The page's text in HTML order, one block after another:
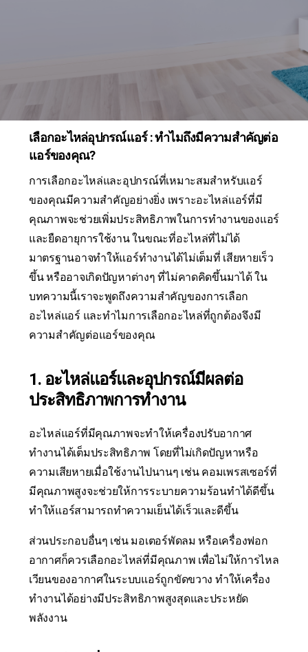
เลือกอะไหล่อุปกรณ์แอร์ : ทำไมถึงมีความสำคัญต่อ
แอร์ของคุณ?
การเลือกอะไหล่และอุปกรณ์ที่เหมาะสมสำหรับแอร์
ของคุณมีความสำคัญอย่างยิ่ง เพราะอะไหล่แอร์ที่มี
คุณภาพจะช่วยเพิ่มประสิทธิภาพในการทำงานของแอร์
และยืดอายุการใช้งาน ในขณะที่อะไหล่ที่ไม่ได้
มาตรฐานอาจทำให้แอร์ทำงานได้ไม่เต็มที่ เสียหายเร็ว
ขึ้น หรืออาจเกิดปัญหาต่างๆ ที่ไม่คาดคิดขึ้นมาได้ ใน
บทความนี้เราจะพูดถึงความสำคัญของการเลือก
อะไหล่แอร์ และทำไมการเลือกอะไหล่ที่ถูกต้องจึงมี
ความสำคัญต่อแอร์ของคุณ
1. อะไหล่แอร์และอุปกรณ์มีผลต่อ
ประสิทธิภาพการทำงาน
อะไหล่แอร์ที่มีคุณภาพจะทำให้เครื่องปรับอากาศ
ทำงานได้เต็มประสิทธิภาพ โดยที่ไม่เกิดปัญหาหรือ
ความเสียหายเมื่อใช้งานไปนานๆ เช่น คอมเพรสเซอร์ที่
มีคุณภาพสูงจะช่วยให้การระบายความร้อนทำได้ดีขึ้น
ทำให้แอร์สามารถทำความเย็นได้เร็วและดีขึ้น
ส่วนประกอบอื่นๆ เช่น มอเตอร์พัดลม หรือเครื่องฟอก
อากาศก็ควรเลือกอะไหล่ที่มีคุณภาพ เพื่อไม่ให้การไหล
เวียนของอากาศในระบบแอร์ถูกขัดขวาง ทำให้เครื่อง
ทำงานได้อย่างมีประสิทธิภาพสูงสุดและประหยัด
พลังงาน